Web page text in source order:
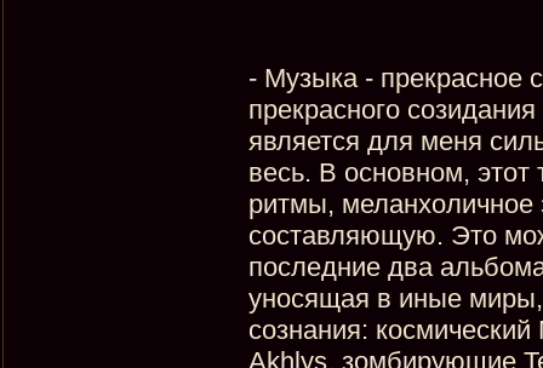
- Музыка - прекрасное
прекрасного
является для меня
весь. В основном,
ритмы, меланхоличное
составляющую. Это
последние два
уносящая в иные миры,
сознания:
Akhlys, зомбирующие